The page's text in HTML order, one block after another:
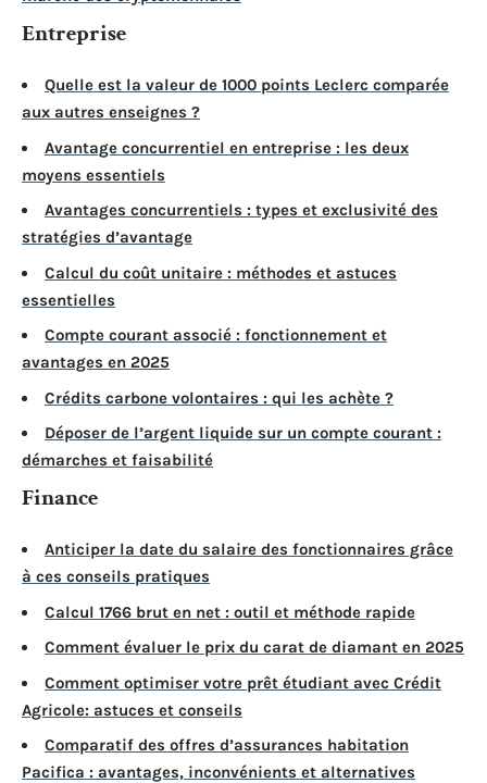
Entreprise
Quelle est la valeur de 1000 points Leclerc comparée
aux autres enseignes ?
Avantage concurrentiel en entreprise : les deux
moyens essentiels
Avantages concurrentiels : types et exclusivité des
stratégies d’avantage
Calcul du coût unitaire : méthodes et astuces
essentielles
Compte courant associé : fonctionnement et
avantages en 2025
Crédits carbone volontaires : qui les achète ?
Déposer de l’argent liquide sur un compte courant :
démarches et faisabilité
Finance
Anticiper la date du salaire des fonctionnaires grâce
à ces conseils pratiques
Calcul 1766 brut en net : outil et méthode rapide
Comment évaluer le prix du carat de diamant en 2025
Comment optimiser votre prêt étudiant avec Crédit
Agricole: astuces et conseils
Comparatif des offres d’assurances habitation
Pacifica : avantages, inconvénients et alternatives